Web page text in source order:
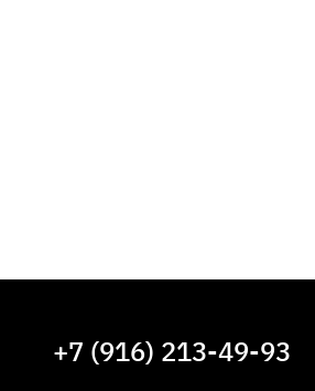
+7 (916) 213-49-93